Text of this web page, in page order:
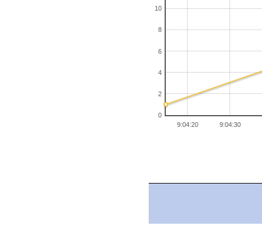
9:04:20 9:04:30
0
2
4
6
8
10